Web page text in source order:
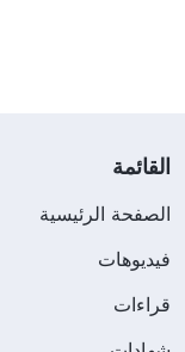
القائمة
الصفحة الرئيسية
فيديوهات
قراءات